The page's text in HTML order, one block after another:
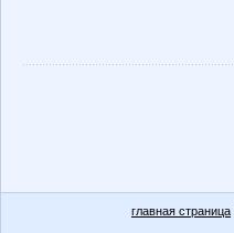
главная страница